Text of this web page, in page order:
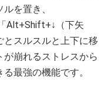
を置き、
Alt+Shift+↓（下矢
スルスルと上下に移
崩れるストレスから
最強の機能です。